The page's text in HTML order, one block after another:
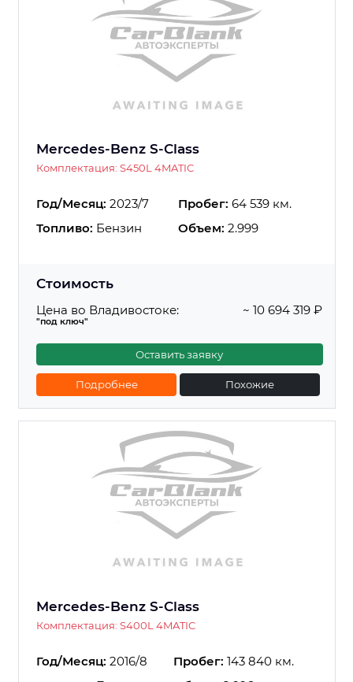
Mercedes-Benz S-Class
Комплектация: S450L 4MATIC
Год/Месяц: 2023/7 Пробег: 64 539 км.
Топливо: Бензин Объем: 2.999
Стоимость
Цена во Владивостоке:
"под ключ"
~ 10 694 319 ₽
Оставить заявку
Подробнее Похожие
Mercedes-Benz S-Class
Комплектация: S400L 4MATIC
Год/Месяц: 2016/8 Пробег: 143 840 км.